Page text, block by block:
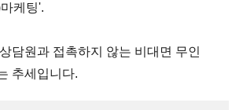
케팅'.
담원과 접촉하지 않는 비대면 무인
추세입니다.